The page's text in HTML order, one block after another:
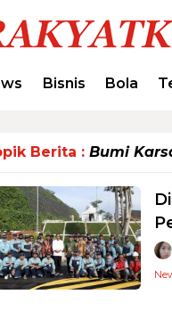
Bisnis Bola
Berita : Bumi